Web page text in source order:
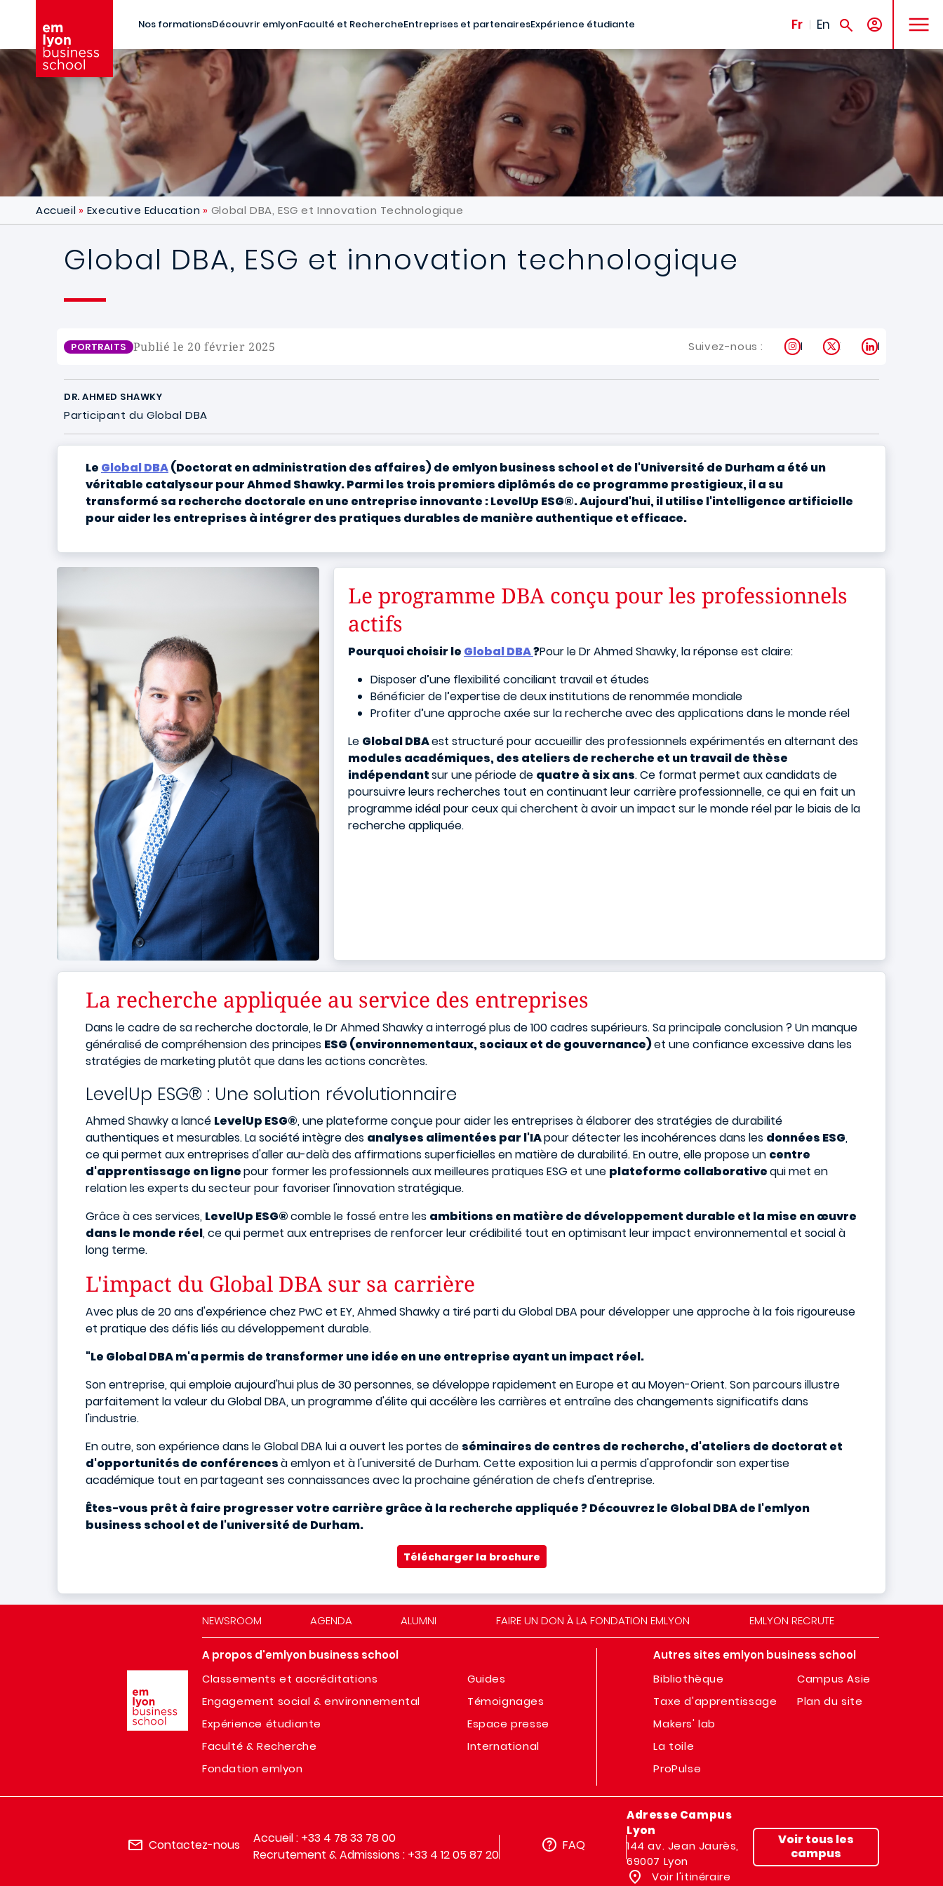
Nos formationsDécouvrir emlyonFaculté et RechercheEntreprises et partenairesExpérience étudiante Fr En
MENU
Accueil Executive Education Global DBA, ESG et Innovation Technologique
Global DBA, ESG et innovation technologique
PORTRAITS Publié le 20 février 2025 Suivez-nous : Instagram
X LinkedIn
DR. AHMED SHAWKY
Participant du Global DBA
Le Global DBA(Doctorat en administration des affaires) de emlyon business school et de l'Université de Durham a été un
véritable catalyseur pour Ahmed Shawky. Parmi les trois premiers diplômés de ce programme prestigieux, il a su
transformé sa recherche doctorale en une entreprise innovante : LevelUp ESG®. Aujourd'hui, il utilise l'intelligence artificielle
pour aider les entreprises à intégrer des pratiques durables de manière authentique et efficace.
Le programme DBA conçu pour les professionnels
actifs
Pourquoi choisir le Global DBA?Pour le Dr Ahmed Shawky, la réponse est claire:
Disposer d’une flexibilité conciliant travail et études
Bénéficier de l’expertise de deux institutions de renommée mondiale
Profiter d’une approche axée sur la recherche avec des applications dans le monde réel
Le Global DBAest structuré pour accueillir des professionnels expérimentés en alternant des
modules académiques, des ateliers de recherche et un travail de thèse
indépendantsur une période de quatre à six ans. Ce format permet aux candidats de
poursuivre leurs recherches tout en continuant leur carrière professionnelle, ce qui en fait un
programme idéal pour ceux qui cherchent à avoir un impact sur le monde réel par le biais de la
recherche appliquée.
La recherche appliquée au service des entreprises
Dans le cadre de sa recherche doctorale, le Dr Ahmed Shawky a interrogé plus de 100 cadres supérieurs. Sa principale conclusion ? Un manque
généralisé de compréhension des principes ESG (environnementaux, sociaux et de gouvernance)et une confiance excessive dans les
stratégies de marketing plutôt que dans les actions concrètes.
LevelUp ESG® : Une solution révolutionnaire
Ahmed Shawky a lancé LevelUp ESG®, une plateforme conçue pour aider les entreprises à élaborer des stratégies de durabilité
authentiques et mesurables. La société intègre des analyses alimentées par l'IApour détecter les incohérences dans les données ESG,
ce qui permet aux entreprises d'aller au-delà des affirmations superficielles en matière de durabilité. En outre, elle propose un centre
d'apprentissage en lignepour former les professionnels aux meilleures pratiques ESG et une plateforme collaborativequi met en
relation les experts du secteur pour favoriser l'innovation stratégique.
Grâce à ces services, LevelUp ESG®comble le fossé entre les ambitions en matière de développement durable et la mise en œuvre
dans le monde réel, ce qui permet aux entreprises de renforcer leur crédibilité tout en optimisant leur impact environnemental et social à
long terme.
L'impact du Global DBA sur sa carrière
Avec plus de 20 ans d'expérience chez PwC et EY, Ahmed Shawky a tiré parti du Global DBA pour développer une approche à la fois rigoureuse
et pratique des défis liés au développement durable.
"Le Global DBA m'a permis de transformer une idée en une entreprise ayant un impact réel.
Son entreprise, qui emploie aujourd'hui plus de 30 personnes, se développe rapidement en Europe et au Moyen-Orient. Son parcours illustre
parfaitement la valeur du Global DBA, un programme d'élite qui accélère les carrières et entraîne des changements significatifs dans
l'industrie.
En outre, son expérience dans le Global DBA lui a ouvert les portes de séminaires de centres de recherche, d'ateliers de doctorat et
d'opportunités de conférencesà emlyon et à l'université de Durham. Cette exposition lui a permis d'approfondir son expertise
académique tout en partageant ses connaissances avec la prochaine génération de chefs d'entreprise.
Êtes-vous prêt à faire progresser votre carrière grâce à la recherche appliquée ? Découvrez le Global DBA de l'emlyon
business school et de l'université de Durham.
Télécharger la brochure
NEWSROOM AGENDA ALUMNI FAIRE UN DON À LA FONDATION EMLYON EMLYON RECRUTE
A propos d'emlyon business school
Classements et accréditations
Engagement social & environnemental
Expérience étudiante
Faculté & Recherche
Fondation emlyon
Guides
Témoignages
Espace presse
International
Autres sites emlyon business school
Bibliothèque
Taxe d'apprentissage
Makers' lab
La toile
ProPulse
Campus Asie
Plan du site
Contactez-nous
Accueil : +33 4 78 33 78 00
Recrutement & Admissions : +33 4 12 05 87 20
FAQ
Adresse Campus
Lyon
144 av. Jean Jaurès,
69007 Lyon
Voir l'itinéraire
Voir tous les
campus